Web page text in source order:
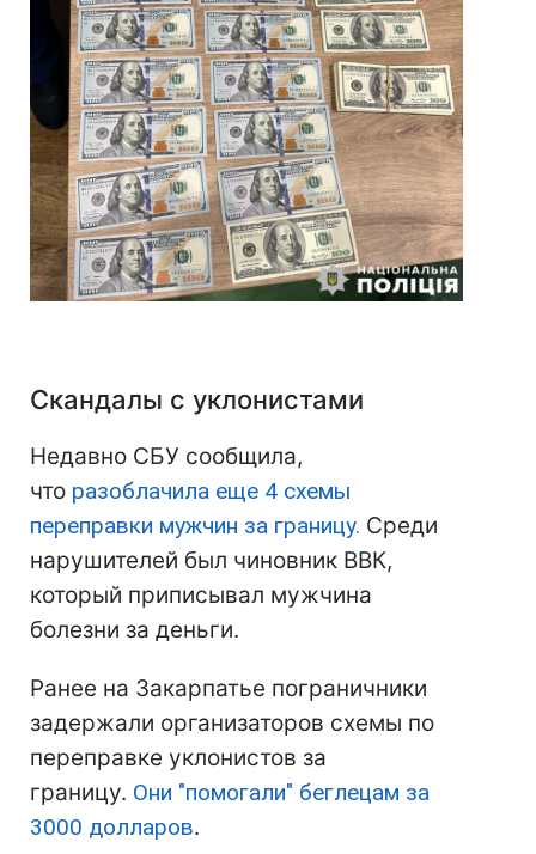
Скандалы с уклонистами
Недавно СБУ сообщила,
что разоблачила еще 4 схемы
переправки мужчин за границу. Среди
нарушителей был чиновник ВВК,
который приписывал мужчина
болезни за деньги.
Ранее на Закарпатье пограничники
задержали организаторов схемы по
переправке уклонистов за
границу. Они "помогали" беглецам за
3000 долларов.